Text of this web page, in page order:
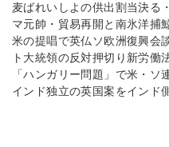
麦ばれいしよの供出割当決る
マ元帥・貿易再開と南氷洋捕
米の提唱で英仏ソ欧洲復興会
ト大統領の反対押切り新労働
「ハンガリー問題」で米・ソ
インド独立の英国案をインド